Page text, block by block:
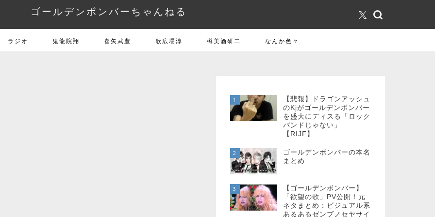
ゴールデンボンバーちゃんねる
ラジオ 鬼龍院翔 喜矢武豊 歌広場淳 樽美酒研二 なんか色々
1
【悲報】ドラゴンアッシュ
のKjがゴールデンボンバー
を盛大にディスる「ロック
バンドじゃない」
【RIJF】
2
ゴールデンボンバーの本名
まとめ
3
【ゴールデンボンバー】
「欲望の歌」PV公開！元
ネタまとめ：ビジュアル系
あるあるゼンブノセヤサイ